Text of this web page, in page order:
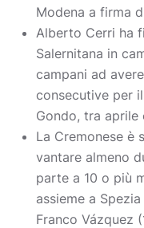
Modena a firma
Alberto Cerri ha
Salernitana in
campani ad
consecutive per
Gondo, tra aprile
La Cremonese è
vantare almeno
parte a 10 o più
assieme a
Franco Vázquez